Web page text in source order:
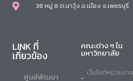
38 หมู่ 8 ต.นาวุ้ง อ.เมือง จ.เพชรบุรี
LINK ที่
เกี่ยวข้อง
ศูนย์พัฒนา
คณะต่าง ๆ ใน
มหาวิทยาลัย
เว็บไซต์หน่วยงาน